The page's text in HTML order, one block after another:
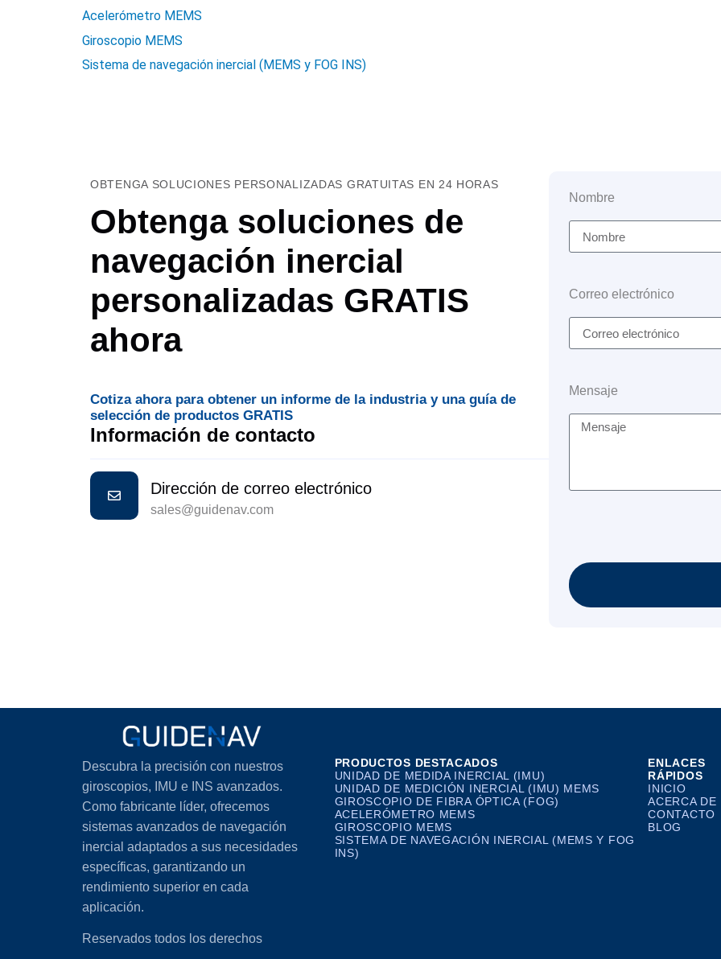
Acelerómetro MEMS
Giroscopio MEMS
Sistema de navegación inercial (MEMS y FOG INS)
OBTENGA SOLUCIONES PERSONALIZADAS GRATUITAS EN 24 HORAS
Obtenga soluciones de
navegación inercial
personalizadas GRATIS
ahora
Cotiza ahora para obtener un informe de la industria y una guía de
selección de productos GRATIS
Información de contacto
Dirección de correo electrónico
sales@guidenav.com
Nombre
Correo electrónico
Mensaje
Descubra la precisión con nuestros
giroscopios, IMU e INS avanzados.
Como fabricante líder, ofrecemos
sistemas avanzados de navegación
inercial adaptados a sus necesidades
específicas, garantizando un
rendimiento superior en cada
aplicación.
Reservados todos los derechos
PRODUCTOS DESTACADOS
UNIDAD DE MEDIDA INERCIAL (IMU)
UNIDAD DE MEDICIÓN INERCIAL (IMU) MEMS
GIROSCOPIO DE FIBRA ÓPTICA (FOG)
ACELERÓMETRO MEMS
GIROSCOPIO MEMS
SISTEMA DE NAVEGACIÓN INERCIAL (MEMS Y FOG
INS)
ENLACES
RÁPIDOS
INICIO
ACERCA DE
CONTACTO
BLOG